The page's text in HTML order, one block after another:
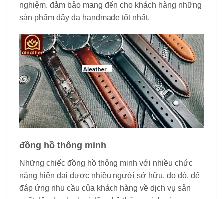
nghiệm. đảm bảo mang đến cho khách hàng những
sản phẩm dây da handmade tốt nhất.
đồng hồ thông minh
Những chiếc đồng hồ thông minh với nhiều chức
năng hiện đại được nhiều người sở hữu. do đó, để
đáp ứng nhu cầu của khách hàng về dịch vụ sản